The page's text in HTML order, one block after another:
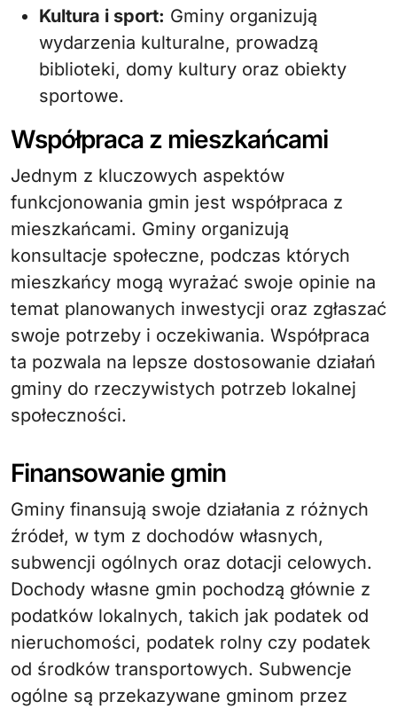
Kultura i sport: Gminy organizują
wydarzenia kulturalne, prowadzą
biblioteki, domy kultury oraz obiekty
sportowe.
Współpraca z mieszkańcami
Jednym z kluczowych aspektów
funkcjonowania gmin jest współpraca z
mieszkańcami. Gminy organizują
konsultacje społeczne, podczas których
mieszkańcy mogą wyrażać swoje opinie na
temat planowanych inwestycji oraz zgłaszać
swoje potrzeby i oczekiwania. Współpraca
ta pozwala na lepsze dostosowanie działań
gminy do rzeczywistych potrzeb lokalnej
społeczności.
Finansowanie gmin
Gminy finansują swoje działania z różnych
źródeł, w tym z dochodów własnych,
subwencji ogólnych oraz dotacji celowych.
Dochody własne gmin pochodzą głównie z
podatków lokalnych, takich jak podatek od
nieruchomości, podatek rolny czy podatek
od środków transportowych. Subwencje
ogólne są przekazywane gminom przez